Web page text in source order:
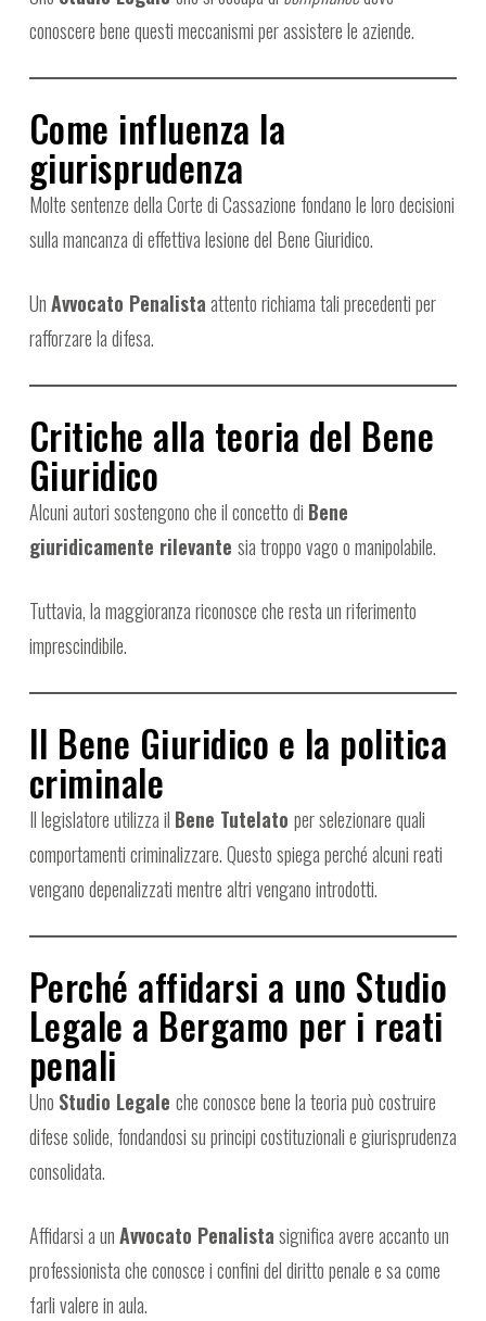
conoscere bene questi meccanismi per assistere le aziende.
Come influenza la
giurisprudenza
Molte sentenze della Corte di Cassazione fondano le loro decisioni
sulla mancanza di effettiva lesione del Bene Giuridico.
UnAvvocato Penalistaattento richiama tali precedenti per
rafforzare la difesa.
Critiche alla teoria del Bene
Giuridico
Alcuni autori sostengono che il concetto di Bene
giuridicamente rilevante sia troppo vago o manipolabile.
Tuttavia, la maggioranza riconosce che resta un riferimento
imprescindibile.
Il Bene Giuridico e la politica
criminale
Il legislatore utilizza il Bene Tutelato per selezionare quali
comportamenti criminalizzare. Questo spiega perché alcuni reati
vengano depenalizzati mentre altri vengano introdotti.
Perché affidarsi a uno Studio
Legale a Bergamo per i reati
penali
Uno Studio Legale che conosce bene la teoria può costruire
difese solide, fondandosi su principi costituzionali e giurisprudenza
consolidata.
Affidarsi a unAvvocato Penalistasignifica avere accanto un
professionista che conosce i confini del diritto penale e sa come
farli valere in aula.